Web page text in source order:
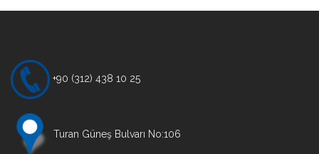
+90 (312) 438 10 25
Turan Güneş Bulvarı No:106